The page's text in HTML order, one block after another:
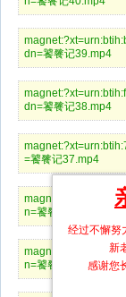
dn=饕餮记39.mp4
dn=饕餮记38.mp4
=饕餮记37.mp4
n=饕餮记36.mp4
n=饕餮记35.mp4
经过不懈努
新
感谢您